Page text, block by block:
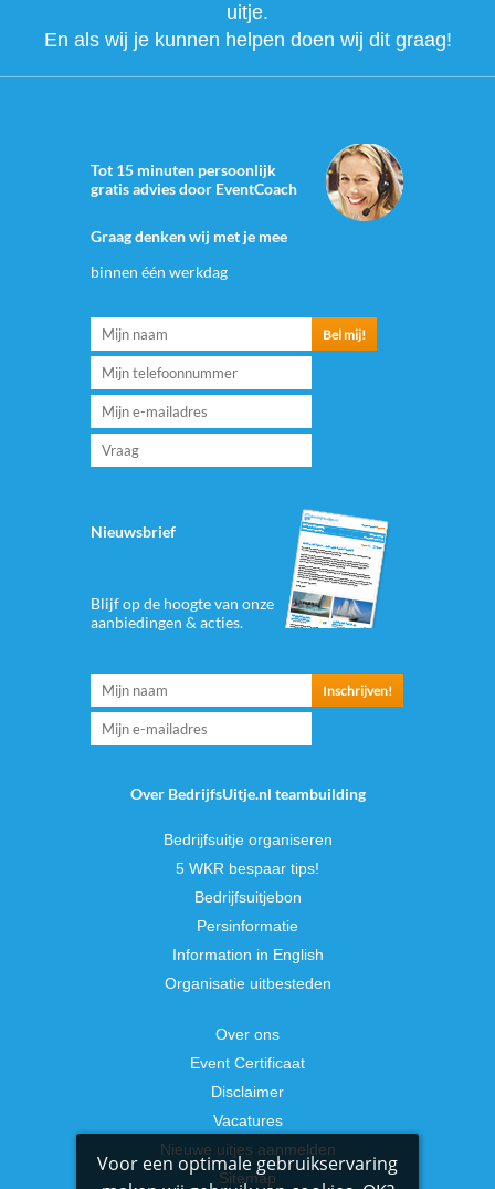
uitje.
En als wij je kunnen helpen doen wij dit graag!
Tot 15 minuten persoonlijk
gratis advies door EventCoach
Graag denken wij met je mee
binnen één werkdag
Nieuwsbrief
Blijf op de hoogte van onze
aanbiedingen & acties.
Over BedrijfsUitje.nl teambuilding
Bedrijfsuitje organiseren
5 WKR bespaar tips!
Bedrijfsuitjebon
Persinformatie
Information in English
Organisatie uitbesteden
Over ons
Event Certificaat
Disclaimer
Vacatures
Nieuwe uitjes aanmelden
Sitemap
Voor een optimale gebruikservaring